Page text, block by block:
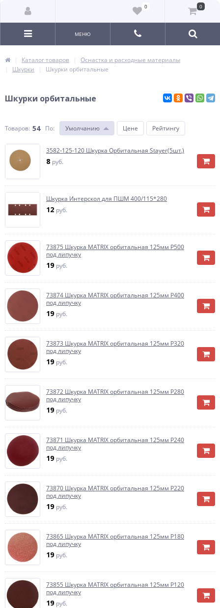
0 0
МЕНЮ
Каталог товаров
Оснастка и расходные материалы
Шкурки
Шкурки орбитальные
Шкурки орбитальные
Товаров: 54 По: Умолчанию Цене Рейтингу
3582-125-120 Шкурка Орбитальная Stayer(5шт.)
8 руб.
Шкурка Интерскол для ПШМ 400/115*280
12 руб.
73875 Шкурка MATRIX орбитальная 125мм Р500
под липучку
19 руб.
73874 Шкурка MATRIX орбитальная 125мм Р400
под липучку
19 руб.
73873 Шкурка MATRIX орбитальная 125мм Р320
под липучку
19 руб.
73872 Шкурка MATRIX орбитальная 125мм Р280
под липучку
19 руб.
73871 Шкурка MATRIX орбитальная 125мм Р240
под липучку
19 руб.
73870 Шкурка MATRIX орбитальная 125мм Р220
под липучку
19 руб.
73865 Шкурка MATRIX орбитальная 125мм Р180
под липучку
19 руб.
73855 Шкурка MATRIX орбитальная 125мм Р120
под липучку
19 руб.